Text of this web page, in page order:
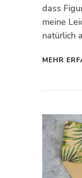
dass
meine
natürlich
MEHR